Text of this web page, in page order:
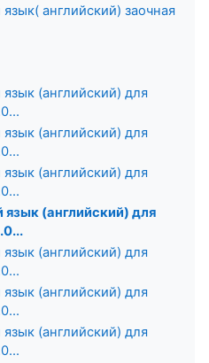
английский) заочная
(английский) для
(английский) для
(английский) для
(английский) для
(английский) для
(английский) для
(английский) для